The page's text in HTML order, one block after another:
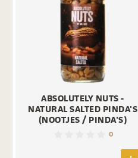
ABSOLUTELY NUTS -
NATURAL SALTED PINDA'S
(NOOTJES / PINDA'S)
0